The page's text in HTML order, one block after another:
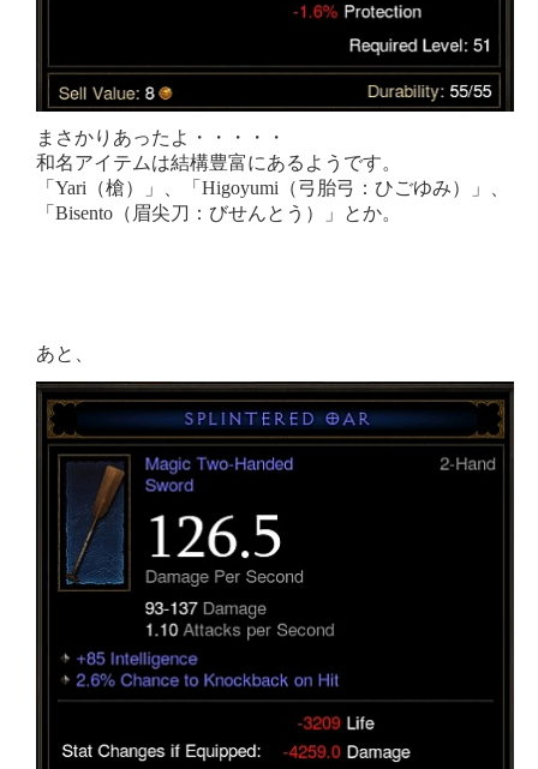
まさかりあったよ・・・・・
和名アイテムは結構豊富にあるようです。
「Yari（槍）」、「Higoyumi（弓胎弓：ひごゆみ）」、
「Bisento（眉尖刀：びせんとう）」とか。
あと、